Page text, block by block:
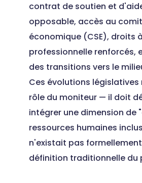
contrat de soutien et
opposable, accès au
économique (CSE), droits
professionnelle renforcés,
des transitions vers le
Ces évolutions
rôle du moniteur — il doit
intégrer une dimension de
ressources humaines
n'existait pas
définition traditionnelle du